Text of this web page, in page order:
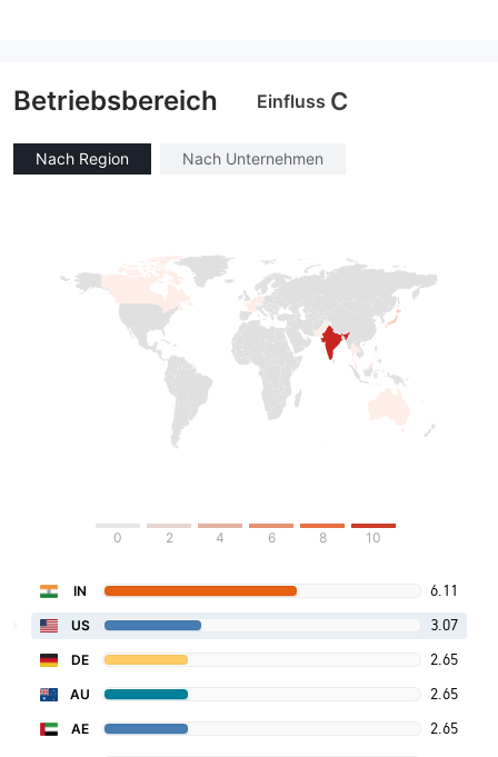
Betriebsbereich Einfluss C
Nach Region Nach Unternehmen
0 2 4 6 8 10
IN 6.11
US 3.07
DE 2.65
AU 2.65
AE 2.65